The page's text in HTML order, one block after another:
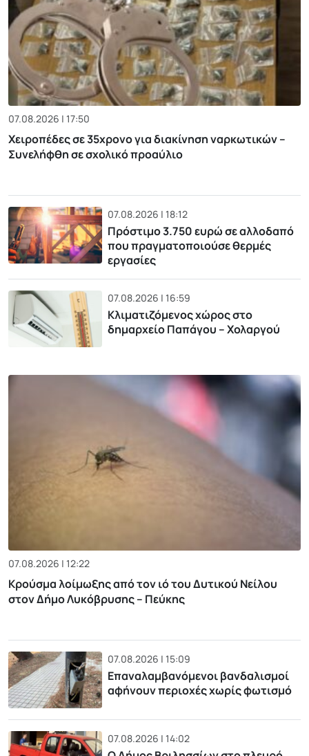
07.08.2026 | 17:50
Χειροπέδες σε 35χρονο για διακίνηση ναρκωτικών –
Συνελήφθη σε σχολικό προαύλιο
07.08.2026 | 18:12
Πρόστιμο 3.750 ευρώ σε αλλοδαπό
που πραγματοποιούσε θερμές
εργασίες
07.08.2026 | 16:59
Κλιματιζόμενος χώρος στο
δημαρχείο Παπάγου – Χολαργού
07.08.2026 | 12:22
Κρούσμα λοίμωξης από τον ιό του Δυτικού Νείλου
στον Δήμο Λυκόβρυσης – Πεύκης
07.08.2026 | 15:09
Επαναλαμβανόμενοι βανδαλισμοί
αφήνουν περιοχές χωρίς φωτισμό
07.08.2026 | 14:02